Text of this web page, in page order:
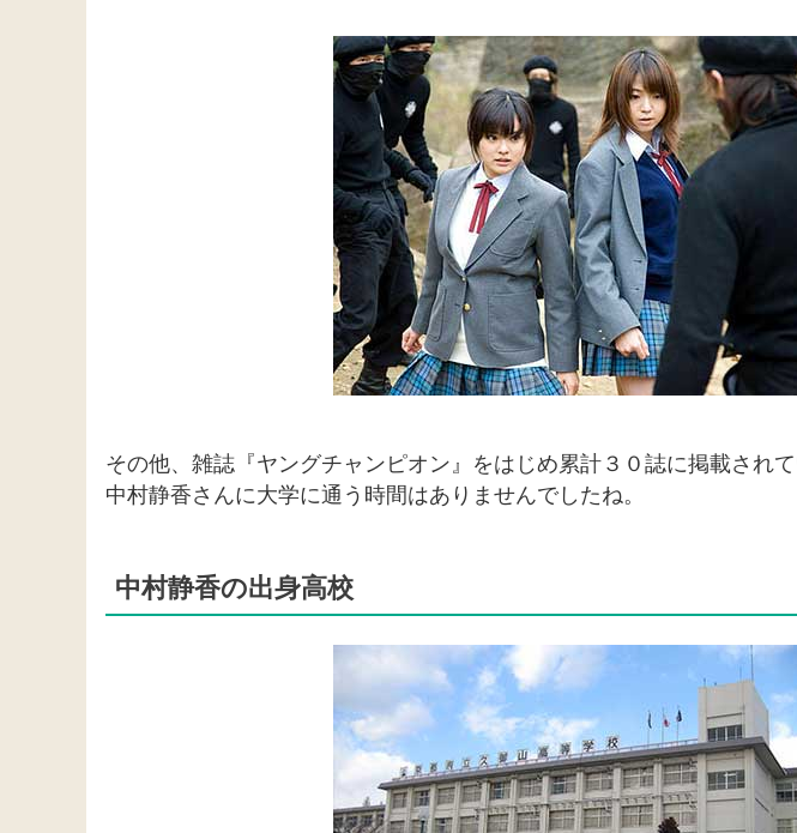
その他、雑誌『ヤングチャンピオン』をはじめ累計３０誌に掲載され
中村静香さんに大学に通う時間はありませんでしたね。
中村静香の出身高校